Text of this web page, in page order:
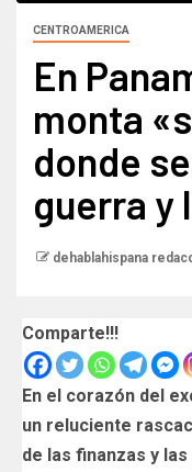
CENTROAMERICA
En
monta
donde
guerra y
dehablahispana
Comparte!!!
En el corazón del
un reluciente
de las finanzas y